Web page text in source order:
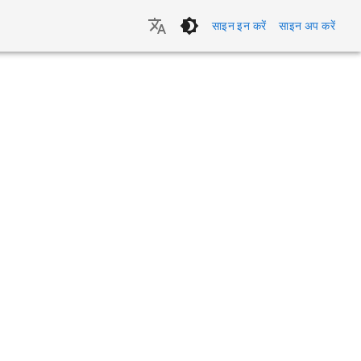
साइन इन करें साइन अप करें